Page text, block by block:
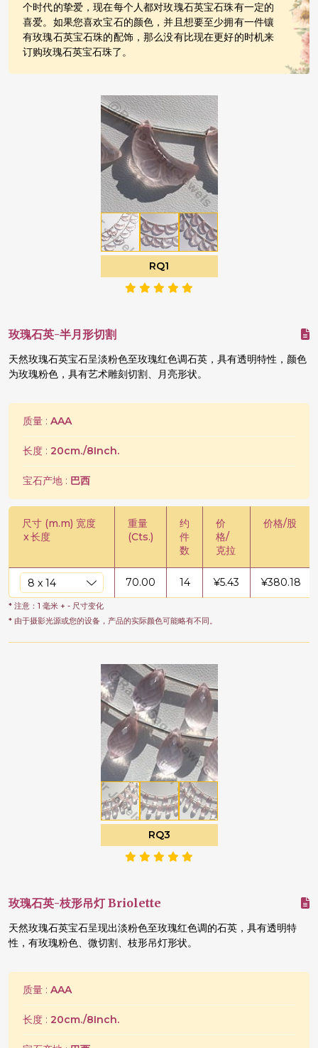
个时代的挚爱，现在每个人都对玫瑰石英宝石珠有一定的
喜爱。如果您喜欢宝石的颜色，并且想要至少拥有一件镶
有玫瑰石英宝石珠的配饰，那么没有比现在更好的时机来
订购玫瑰石英宝石珠了。
RQ1
玫瑰石英-半月形切割
天然玫瑰石英宝石呈淡粉色至玫瑰红色调石英，具有透明特性，颜色
为玫瑰粉色，具有艺术雕刻切割、月亮形状。
质量 : AAA
长度 : 20cm./8Inch.
宝石产地 : 巴西
尺寸 (m.m) 宽度
x长度
重量
(Cts.)
约
件
数
价
格/
克拉
价格/股
70.00 14 ¥5.43 ¥380.18
* 注意：1 毫米 + - 尺寸变化
* 由于摄影光源或您的设备，产品的实际颜色可能略有不同。
RQ3
玫瑰石英-枝形吊灯 Briolette
天然玫瑰石英宝石呈现出淡粉色至玫瑰红色调的石英，具有透明特
性，有玫瑰粉色、微切割、枝形吊灯形状。
质量 : AAA
长度 : 20cm./8Inch.